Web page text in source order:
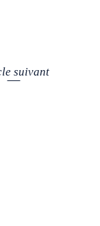
suivant